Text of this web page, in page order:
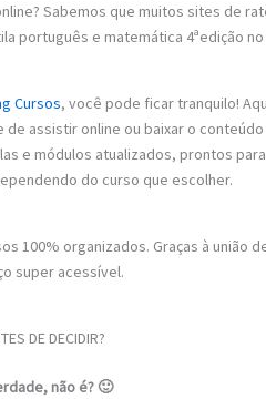
Sabemos que muitos sites de
português e matemática 4ªedição
Cursos, você pode ficar tranquilo!
assistir online ou baixar o
e módulos atualizados, prontos
do curso que escolher.
100% organizados. Graças à
super acessível.
DE DECIDIR?
não é? 🙂